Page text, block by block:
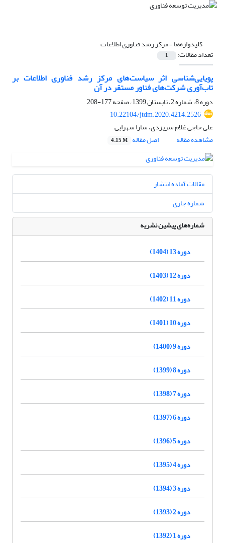
کلیدواژه‌ها =مرکز رشد فناوری اطلاعات
تعداد مقالات: 1
پویایی‌شناسی اثر سیاست‌های مرکز رشد فناوری اطلاعات بر
تاب‌آوری شرکت‌های فناور مستقر در آن
دوره 8، شماره 2، تابستان 1399، صفحه
177-208
10.22104/jtdm.2020.4214.2526
علی حاجی غلام سریزدی، سارا سهرابی
مشاهده مقاله
اصل مقاله 4.15 M
مقالات آماده انتشار
شماره جاری
شماره‌های پیشین نشریه
دوره 13 (1404)
دوره 12 (1403)
دوره 11 (1402)
دوره 10 (1401)
دوره 9 (1400)
دوره 8 (1399)
دوره 7 (1398)
دوره 6 (1397)
دوره 5 (1396)
دوره 4 (1395)
دوره 3 (1394)
دوره 2 (1393)
دوره 1 (1392)